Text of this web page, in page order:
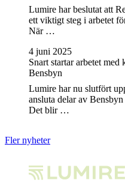
Lumire har beslutat att
ett viktigt steg i arbetet
När …
Snart startar arbetet
Bensbyn
4 juni 2025
Lumire har nu slutfört
ansluta delar av
Det blir …
Fler nyheter